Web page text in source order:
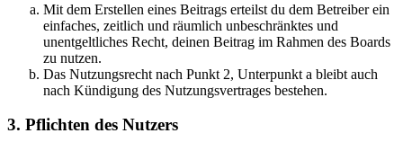
Mit dem Erstellen eines Beitrags erteilst du dem Betreiber ein
einfaches, zeitlich und räumlich unbeschränktes und
unentgeltliches Recht, deinen Beitrag im Rahmen des Boards
zu nutzen.
Das Nutzungsrecht nach Punkt 2, Unterpunkt a bleibt auch
nach Kündigung des Nutzungsvertrages bestehen.
3. Pflichten des Nutzers